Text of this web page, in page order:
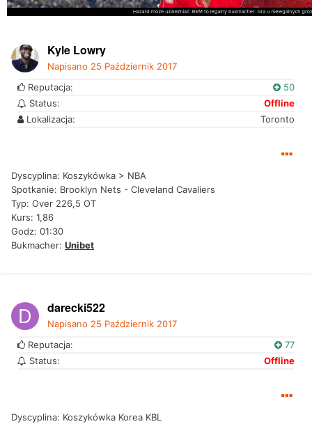
Kyle Lowry
Napisano 25 Październik 2017
Reputacja:
50
Status:
Offline
Lokalizacja:
Toronto
Dyscyplina: Koszykówka > NBA
Spotkanie: Brooklyn Nets - Cleveland Cavaliers
Typ: Over 226,5 OT
Kurs: 1,86
Godz: 01:30
Bukmacher: Unibet
darecki522
Napisano 25 Październik 2017
Reputacja:
77
Status:
Offline
Dyscyplina: Koszykówka Korea KBL